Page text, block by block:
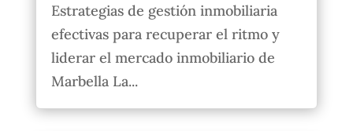
Estrategias de gestión inmobiliaria
efectivas para recuperar el ritmo y
liderar el mercado inmobiliario de
Marbella La...